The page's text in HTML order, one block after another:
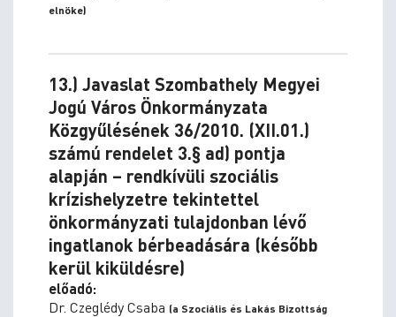
elnöke)
13.) Javaslat Szombathely Megyei
Jogú Város Önkormányzata
Közgyűlésének 36/2010. (XII.01.)
számú rendelet 3.§ ad) pontja
alapján – rendkívüli szociális
krízishelyzetre tekintettel
önkormányzati tulajdonban lévő
ingatlanok bérbeadására (később
kerül kiküldésre)
előadó:
Dr. Czeglédy Csaba (a Szociális és Lakás Bizottság